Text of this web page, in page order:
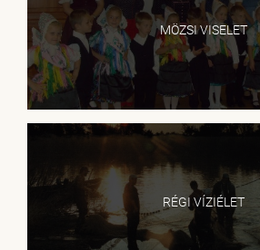
MÖZSI VISELET
RÉGI VÍZIÉLET